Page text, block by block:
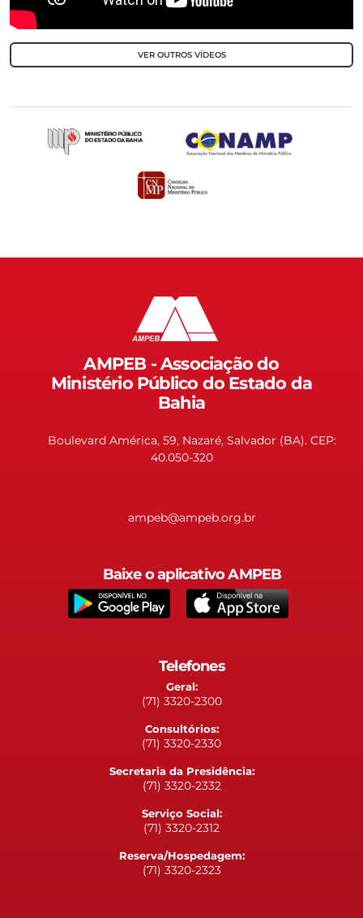
VER OUTROS VÍDEOS
AMPEB - Associação do
Ministério Público do Estado da
Bahia
Boulevard América, 59, Nazaré, Salvador (BA). CEP:
40.050-320
ampeb@ampeb.org.br
Baixe o aplicativo AMPEB
Telefones
Geral:
(71) 3320-2300
Consultórios:
(71) 3320-2330
Secretaria da Presidência:
(71) 3320-2332
Serviço Social:
(71) 3320-2312
Reserva/Hospedagem:
(71) 3320-2323